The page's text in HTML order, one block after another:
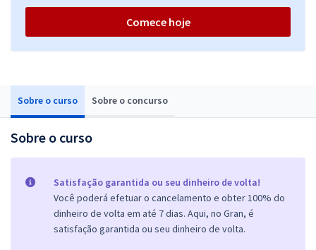
Sobre o curso Sobre o concurso
Sobre o curso
Satisfação garantida ou seu dinheiro de volta!
Você poderá efetuar o cancelamento e obter 100% do
dinheiro de volta em até 7 dias. Aqui, no Gran, é
satisfação garantida ou seu dinheiro de volta.
Comece hoje